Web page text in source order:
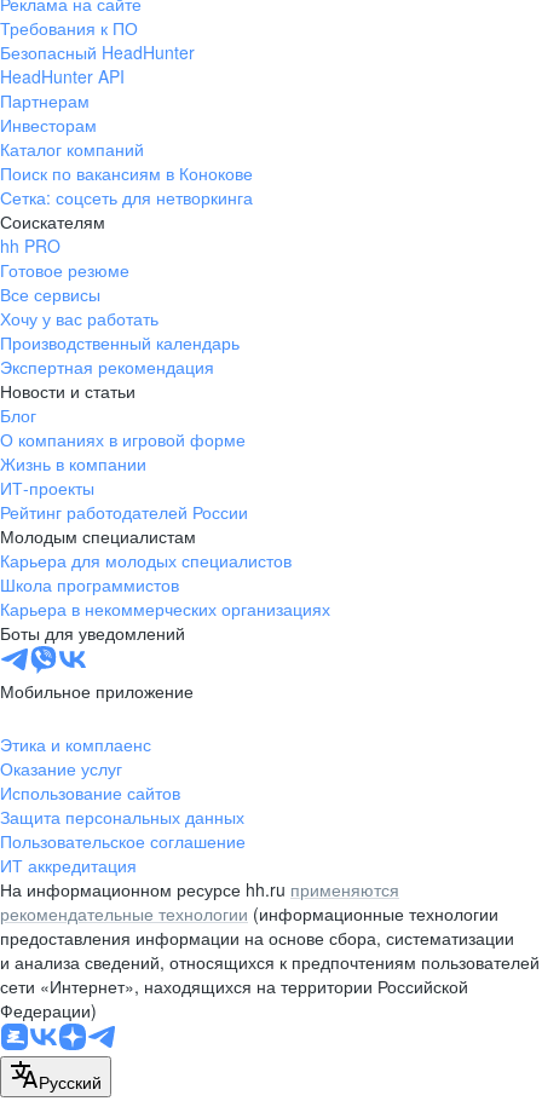
+7 343 226-79-99
pr@ural.hh.ru
ул. Янковского, д. 169, 7 этаж,
706 каб.
+7 861 205-55-57
pr@krd.hh.ru
Владивосток
пер. Ланинский д. 4, офис 3.4
+7 423 202-33-28
pr@dv.hh.ru
Новосибирск
ул. Большевистская, д. 35,
помещение 21
+7 383 207-94-64
pr@nsk.hh.ru
Минск
пр-т Дзержинского, д. 57,
10 этаж, помещение 45-1
pr@rabota.by
Алматы
пр. Абая, д. 151, БЦ Алатау,
12 этаж, офис 1209
+7 727 232-13-13
pr@headhunter.com.kz
Требования к ПО
Безопасный HeadHunter
HeadHunter API
Партнерам
Инвесторам
Каталог компаний
Поиск по вакансиям в Конокове
Сетка: соцсеть для нетворкинга
Соискателям
hh PRO
Готовое резюме
Все сервисы
Хочу у вас работать
Производственный календарь
Экспертная рекомендация
Новости и статьи
Блог
О компаниях в игровой форме
Жизнь в компании
ИТ-проекты
Рейтинг работодателей России
Молодым специалистам
Карьера для молодых специалистов
Школа программистов
Карьера в некоммерческих организациях
Боты для уведомлений
Мобильное приложение
Этика и комплаенс
Оказание услуг
Использование сайтов
Защита персональных данных
Пользовательское соглашение
ИТ аккредитация
На информационном ресурсе hh.ru применяются
рекомендательные технологии (информационные технологии
предоставления информации на основе сбора, систематизации
и анализа сведений, относящихся к предпочтениям пользователей
сети «Интернет», находящихся на территории Российской
Федерации)
Русский